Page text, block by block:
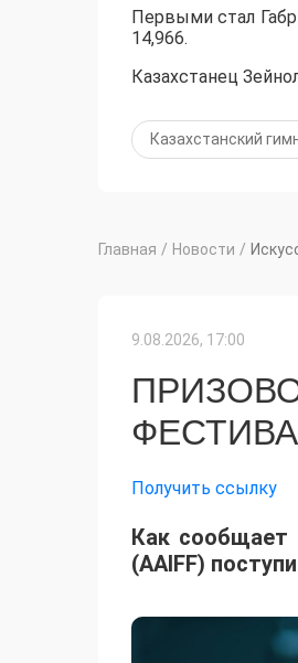
Первыми стал
14,966.
Казахстанец
Казахстанский
Главная / Новости /
9.08.2026, 17:00
Получить ссылку
Как сообщает
(AAIFF)